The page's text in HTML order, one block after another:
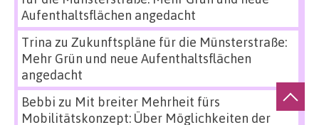
Aufenthaltsflächen angedacht
Trina zu Zukunftspläne für die Münsterstraße:
Mehr Grün und neue Aufenthaltsflächen
angedacht
Bebbi zu Mit breiter Mehrheit fürs
Mobilitätskonzept: Über Möglichkeiten der